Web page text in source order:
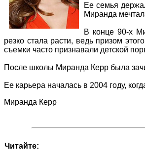
Ее семья
Миранда
В конце 90-х
резко стала расти, ведь призом
съемки часто признавали детской
После школы Миранда Керр была
Ее карьера началась в 2004 году,
Миранда Керр
Читайте: